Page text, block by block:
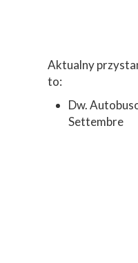
Aktualny
to:
Dw.
Settembre